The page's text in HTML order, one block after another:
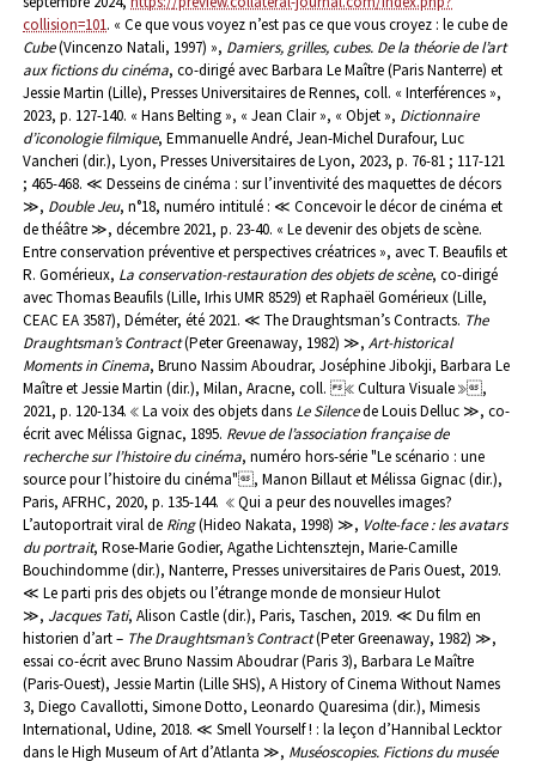
collision=101. « Ce que vous voyez n’est pas ce que vous croyez : le cube de
Cube(Vincenzo Natali, 1997) », Damiers, grilles, cubes. De la théorie de l’art
aux fictions du cinéma, co-dirigé avec Barbara Le Maître (Paris Nanterre) et
Jessie Martin (Lille), Presses Universitaires de Rennes, coll. « Interférences »,
2023, p. 127-140. « Hans Belting », « Jean Clair », « Objet », Dictionnaire
d’iconologie filmique, Emmanuelle André, Jean-Michel Durafour, Luc
Vancheri (dir.), Lyon, Presses Universitaires de Lyon, 2023, p. 76-81 ; 117-121
; 465-468. ≪ Desseins de cinéma : sur l’inventivité des maquettes de décors
≫, Double Jeu, n°18, numéro intitulé : ≪ Concevoir le décor de cinéma et
de théâtre ≫, décembre 2021, p. 23-40. « Le devenir des objets de scène.
Entre conservation préventive et perspectives créatrices », avec T. Beaufils et
R. Gomérieux, La conservation-restauration des objets de scène, co-dirigé
avec Thomas Beaufils (Lille, Irhis UMR 8529) et Raphaël Gomérieux (Lille,
CEAC EA 3587), Déméter, été 2021. ≪ The Draughtsman’s Contracts. The
Draughtsman’s Contract(Peter Greenaway, 1982) ≫, Art-historical
Moments in Cinema, Bruno Nassim Aboudrar, Joséphine Jibokji, Barbara Le
Maître et Jessie Martin (dir.), Milan, Aracne, coll. ≪ Cultura Visuale ≫,
2021, p. 120-134. ≪ La voix des objets dans Le Silencede Louis Delluc ≫, co-
écrit avec Mélissa Gignac, 1895. Revue de l’association française de
recherche sur l’histoire du cinéma, numéro hors-série "Le scénario : une
source pour l’histoire du cinéma", Manon Billaut et Mélissa Gignac (dir.),
Paris, AFRHC, 2020, p. 135-144. ≪ Qui a peur des nouvelles images?
L’autoportrait viral de Ring(Hideo Nakata, 1998) ≫, Volte-face : les avatars
du portrait, Rose-Marie Godier, Agathe Lichtensztejn, Marie-Camille
Bouchindomme (dir.), Nanterre, Presses universitaires de Paris Ouest, 2019.
≪ Le parti pris des objets ou l’étrange monde de monsieur Hulot
≫, Jacques Tati, Alison Castle (dir.), Paris, Taschen, 2019. ≪ Du film en
historien d’art – The Draughtsman’s Contract(Peter Greenaway, 1982) ≫,
essai co-écrit avec Bruno Nassim Aboudrar (Paris 3), Barbara Le Maître
(Paris-Ouest), Jessie Martin (Lille SHS), A History of Cinema Without Names
3, Diego Cavallotti, Simone Dotto, Leonardo Quaresima (dir.), Mimesis
International, Udine, 2018. ≪ Smell Yourself ! : la leçon d’Hannibal Lecktor
dans le High Museum of Art d’Atlanta ≫, Muséoscopies. Fictions du musée